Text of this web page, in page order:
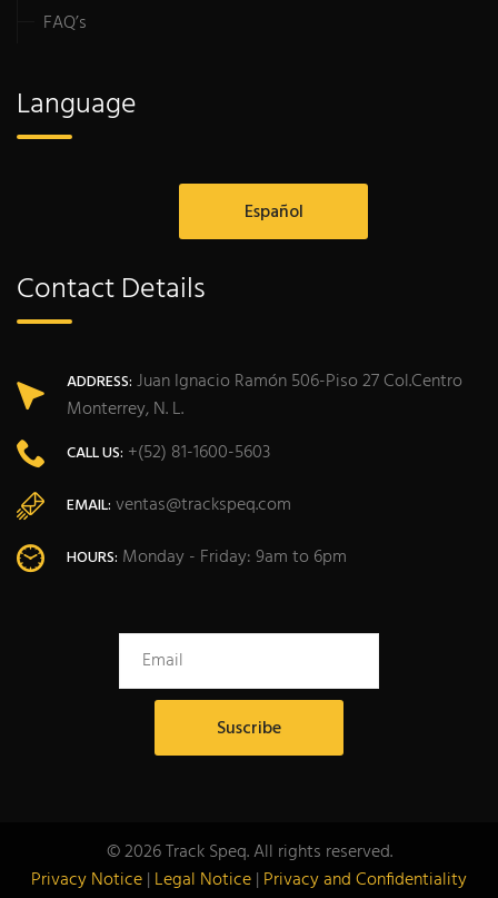
FAQ’s
Language
Español
Contact Details
ADDRESS: Juan Ignacio Ramón 506-Piso 27 Col.Centro
Monterrey, N. L.
CALL US: +(52) 81-1600-5603
EMAIL: ventas@trackspeq.com
HOURS: Monday - Friday: 9am to 6pm
© 2026 Track Speq. All rights reserved.
Privacy Notice| Legal Notice| Privacy and Confidentiality